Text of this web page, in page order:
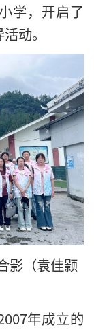
学，开启了
动。
影（袁佳颢
年成立的